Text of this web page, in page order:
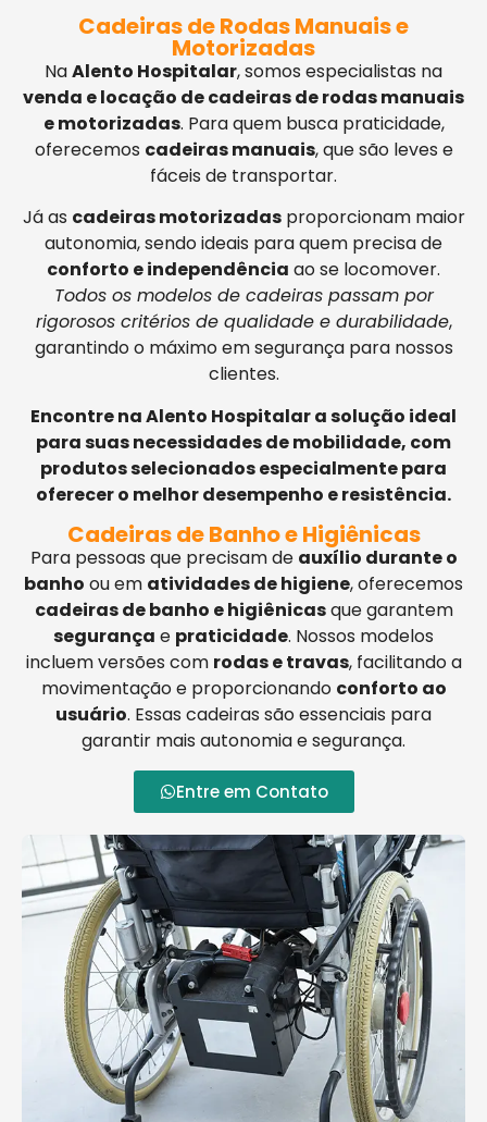
Cadeiras de Rodas Manuais e
Motorizadas
NaAlento Hospitalar, somos especialistas na
venda e locação de cadeiras de rodas manuais
e motorizadas. Para quem busca praticidade,
oferecemos cadeiras manuais, que são leves e
fáceis de transportar.
Já as cadeiras motorizadasproporcionam maior
autonomia, sendo ideais para quem precisa de
conforto e independência ao se locomover.
Todos os modelos de cadeiras passam por
rigorosos critérios de qualidade e durabilidade,
garantindo o máximo em segurança para nossos
clientes.
Encontre na Alento Hospitalar a solução ideal
para suas necessidades de mobilidade, com
produtos selecionados especialmente para
oferecer o melhor desempenho e resistência.
Cadeiras de Banho e Higiênicas
Para pessoas que precisam de auxílio durante o
banho ou em atividades de higiene, oferecemos
cadeiras de banho e higiênicasque garantem
segurança e praticidade. Nossos modelos
incluem versões com rodas e travas, facilitando a
movimentação e proporcionando conforto ao
usuário. Essas cadeiras são essenciais para
garantir mais autonomia e segurança.
Entre em Contato